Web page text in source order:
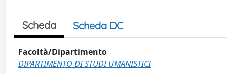
Scheda Scheda DC
Facoltà/Dipartimento
DIPARTIMENTO DI STUDI UMANISTICI